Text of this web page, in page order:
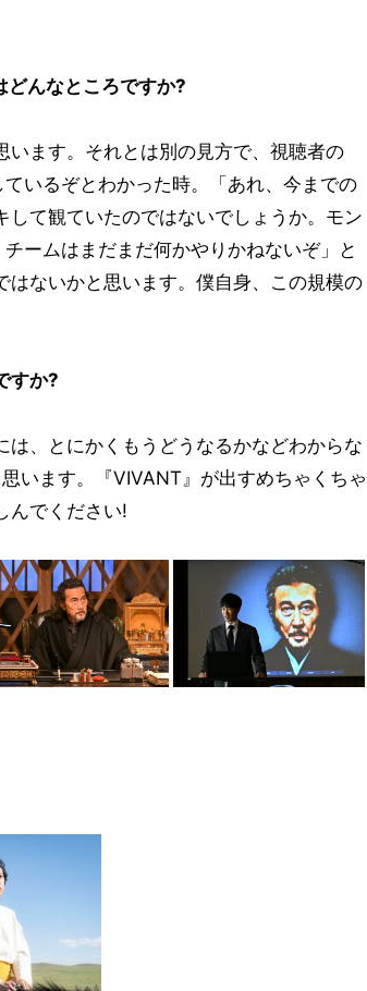
んなところですか?
います。それとは別の見方で、視聴者の
いるぞとわかった時。「あれ、今までの
して観ていたのではないでしょうか。モン
ームはまだまだ何かやりかねないぞ」と
ないかと思います。僕自身、この規模の
すか?
、とにかくもうどうなるかなどわからな
います。『VIVANT』が出すめちゃくちゃ
んでください!